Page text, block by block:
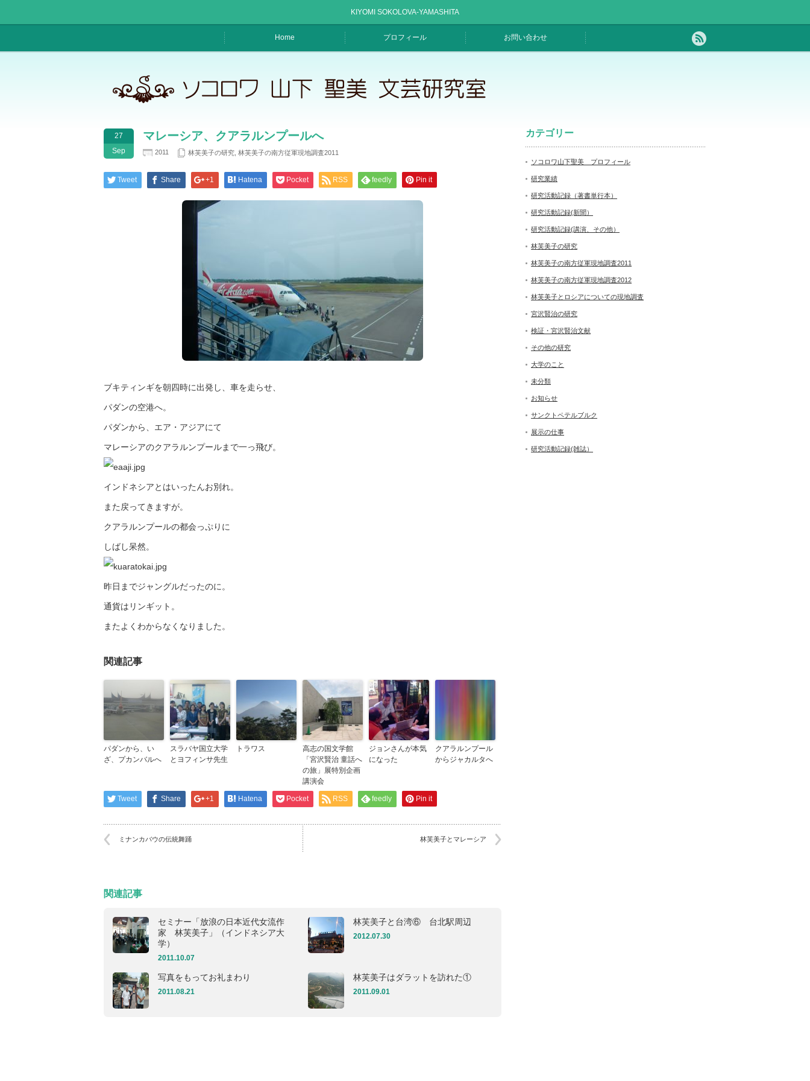
KIYOMI SOKOLOVA-YAMASHITA
Home プロフィール お問い合わせ
27
Sep
マレーシア、クアラルンプールへ
2011 林芙美子の研究 林芙美子の南方従軍現地調査2011
Tweet Share +1 Hatena Pocket RSS feedly Pin it
ブキティンギを朝四時に出発し、車を走らせ、
パダンの空港へ。
パダンから、エア・アジアにて
マレーシアのクアラルンプールまで一っ飛び。
インドネシアとはいったんお別れ。
また戻ってきますが。
クアラルンプールの都会っぷりに
しばし呆然。
昨日までジャングルだったのに。
通貨はリンギット。
またよくわからなくなりました。
関連記事
パダンから、い
ざ、プカンバルへ
スラバヤ国立大学
とヨフィンサ先生
トラワス
高志の国文学館
「宮沢賢治 童話へ
の旅」展特別企画
講演会
ジョンさんが本気
になった
クアラルンプール
からジャカルタへ
Tweet Share +1 Hatena Pocket RSS feedly Pin it
ミナンカバウの伝統舞踊 林芙美子とマレーシア
関連記事
セミナー「放浪の日本近代女流作
家 林芙美子」（インドネシア大
学）
2011.10.07
林芙美子と台湾⑥ 台北駅周辺
2012.07.30
写真をもってお礼まわり
2011.08.21
林芙美子はダラットを訪れた①
2011.09.01
カテゴリー
ソコロワ山下聖美 プロフィール
研究業績
研究活動記録（著書単行本）
研究活動記録(新聞）
研究活動記録(講演、その他）
林芙美子の研究
林芙美子の南方従軍現地調査2011
林芙美子の南方従軍現地調査2012
林芙美子とロシアについての現地調査
宮沢賢治の研究
検証・宮沢賢治文献
その他の研究
大学のこと
未分類
お知らせ
サンクトペテルブルク
展示の仕事
研究活動記録(雑誌）